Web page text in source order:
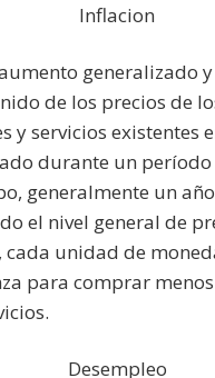
Inflacion
generalizado y
de los precios de
y servicios existentes
durante un período
generalmente un
el nivel general de
cada unidad de
para comprar
Desempleo